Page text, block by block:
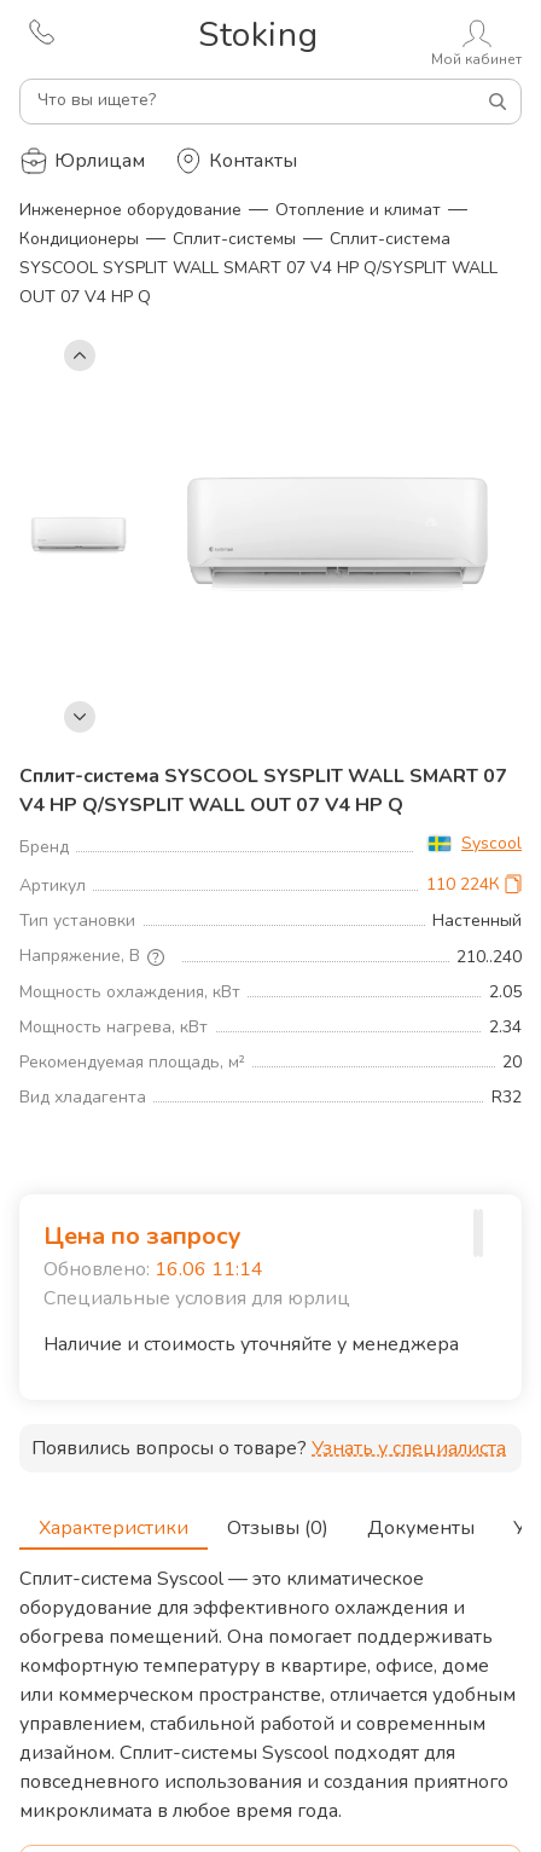
Stoking
Что вы ищете?
Мой кабинет
Юрлицам Контакты
Инженерное оборудование — Отопление и климат —
Кондиционеры — Сплит-системы — Сплит-система
SYSCOOL SYSPLIT WALL SMART 07 V4 HP Q/SYSPLIT WALL
OUT 07 V4 HP Q
Сплит-система SYSCOOL SYSPLIT WALL SMART 07
V4 HP Q/SYSPLIT WALL OUT 07 V4 HP Q
Бренд
Syscool
Артикул
110 224К
Тип установки
Настенный
Напряжение, В
210..240
Мощность охлаждения, кВт
2.05
Мощность нагрева, кВт
2.34
Рекомендуемая площадь, м²
20
Вид хладагента
R32
Цена по запросу
Обновлено: 16.06 11:14
Специальные условия для юрлиц
Наличие и стоимость уточняйте у менеджера
Появились вопросы о товаре? Узнать у специалиста
Характеристики Отзывы (0) Документы
Сплит-система Syscool — это климатическое
оборудование для эффективного охлаждения и
обогрева помещений. Она помогает поддерживать
комфортную температуру в квартире, офисе, доме
или коммерческом пространстве, отличается удобным
управлением, стабильной работой и современным
дизайном. Сплит-системы Syscool подходят для
повседневного использования и создания приятного
микроклимата в любое время года.